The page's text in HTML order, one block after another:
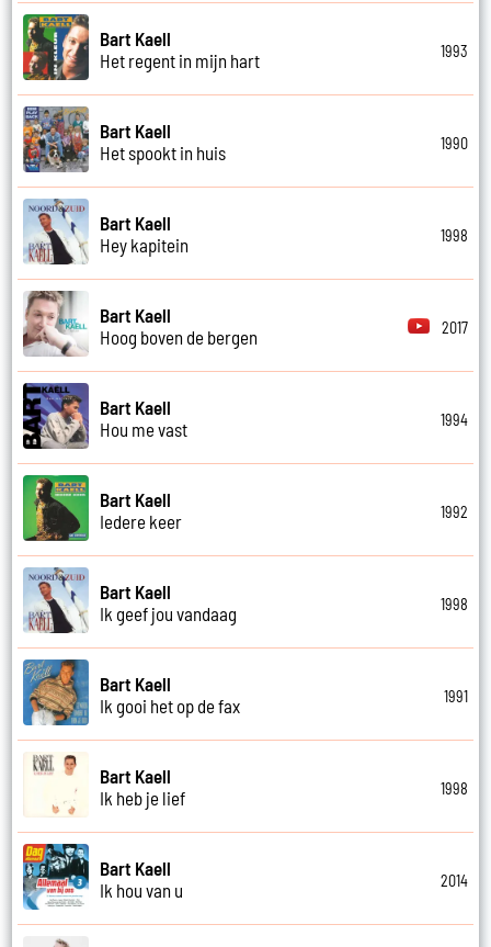
Bart Kaell
Het regent in mijn hart
1993
Bart Kaell
Het spookt in huis
1990
Bart Kaell
Hey kapitein
1998
Bart Kaell
Hoog boven de bergen
2017
Bart Kaell
Hou me vast
1994
Bart Kaell
Iedere keer
1992
Bart Kaell
Ik geef jou vandaag
1998
Bart Kaell
Ik gooi het op de fax
1991
Bart Kaell
Ik heb je lief
1998
Bart Kaell
Ik hou van u
2014